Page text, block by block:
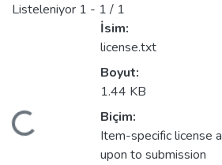
Listeleniyor 1 - 1 / 1
İsim:
license.txt
Boyut:
1.44 KB
Biçim:
Item-specific license
upon to submission